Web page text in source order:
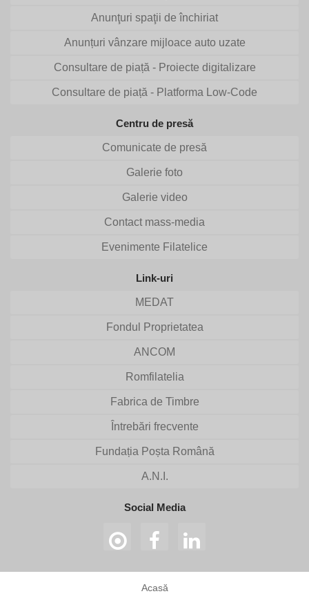
Anunţuri spaţii de închiriat
Anunțuri vânzare mijloace auto uzate
Consultare de piață - Proiecte digitalizare
Consultare de piață - Platforma Low-Code
Centru de presă
Comunicate de presă
Galerie foto
Galerie video
Contact mass-media
Evenimente Filatelice
Link-uri
MEDAT
Fondul Proprietatea
ANCOM
Romfilatelia
Fabrica de Timbre
Întrebări frecvente
Fundația Poșta Română
A.N.I.
Social Media
Acasă